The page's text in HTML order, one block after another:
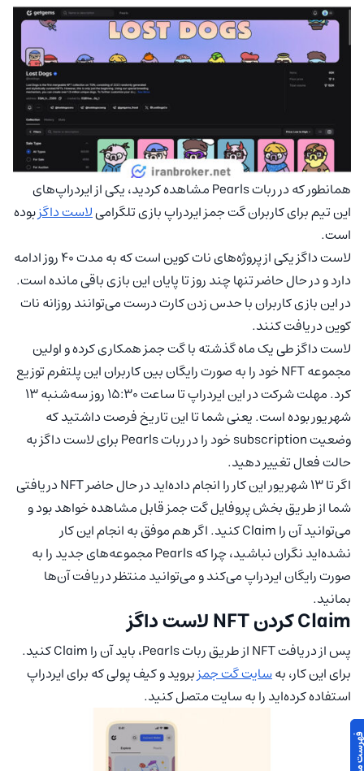
همانطور که در ربات Pearls مشاهده کردید، یکی از ایردراپ‌های
این تیم برای کاربران گت جمز ایردراپ بازی تلگرامیلاست داگزبوده
است.
لاست داگز یکی از پروژه‌های نات کوین است که به مدت ۴۰ روز ادامه
دارد و در حال حاضر تنها چند روز تا پایان این بازی باقی مانده است.
در این بازی کاربران با حدس زدن کارت درست می‌توانند روزانه نات
کوین دریافت کنند.
لاست داگز طی یک ماه گذشته با گت جمز همکاری کرده و اولین
مجموعه NFT خود را به صورت رایگان بین کاربران این پلتفرم توزیع
کرد. مهلت شرکت در این ایردراپ تا ساعت 15:30 روز سه‌شنبه 13
شهریور بوده است. یعنی شما تا این تاریخ فرصت داشتید که
وضعیت subscription خود را در ربات Pearls برای لاست داگز به
حالت فعال تغییر دهید.
اگر تا 13 شهریور این کار را انجام داده‌اید در حال حاضر NFT دریافتی
شما از طریق بخش پروفایل گت جمز قابل مشاهده خواهد بود و
می‌توانید آن را Claim کنید. اگر هم موفق به انجام این کار
نشده‌اید نگران نباشید، چرا که Pearls مجموعه‌های جدید را به
صورت رایگان ایردراپ می‌کند و می‌توانید منتظر دریافت آن‌ها
بمانید.
Claim کردن NFT لاست داگز
پس از دریافت NFT از طریق ربات Pearls، باید آن را Claim کنید.
برای این کار، بهسایت گت جمزبروید و کیف پولی که برای ایردراپ
استفاده کرده‌اید را به سایت متصل کنید.